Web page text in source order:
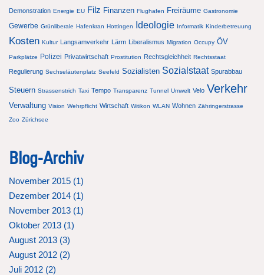
Demonstration Energie EU Filz Finanzen Flughafen Freiräume Gastronomie
Gewerbe Grünliberale Hafenkran Hottingen Ideologie Informatik Kinderbetreuung
Kosten Kultur Langsamverkehr Lärm Liberalismus Migration Occupy ÖV
Parkplätze Polizei Privatwirtschaft Prostitution Rechtsgleichheit Rechtsstaat
Regulierung Sechseläutenplatz Seefeld Sozialisten Sozialstaat Spurabbau
Steuern Strassenstrich Taxi Tempo Transparenz Tunnel Umwelt Velo Verkehr
Verwaltung Vision Wehrpflicht Wirtschaft Witikon WLAN Wohnen Zähringerstrasse
Zoo Zürichsee
Blog-Archiv
November 2015 (1)
Dezember 2014 (1)
November 2013 (1)
Oktober 2013 (1)
August 2013 (3)
August 2012 (2)
Juli 2012 (2)